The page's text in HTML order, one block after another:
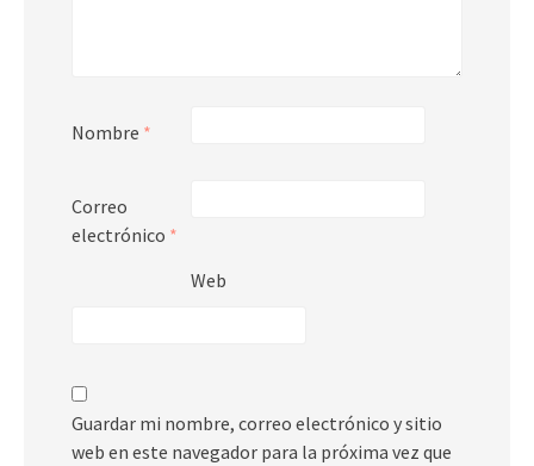
Nombre *
Correo
electrónico *
Web
Guardar mi nombre, correo electrónico y sitio
web en este navegador para la próxima vez que